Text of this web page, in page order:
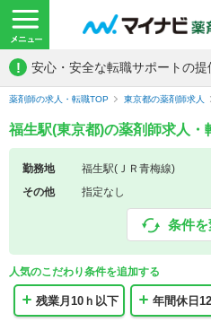
! 安心・安全な転職サポートの提
薬剤師の求人・転職TOP 東京都の薬剤師求人
福生駅(東京都)の薬剤師求人・
勤務地
福生駅(ＪＲ青梅線)
その他
指定なし
条件
人気のこだわり条件を追加する
残業月10ｈ以下 年間休日